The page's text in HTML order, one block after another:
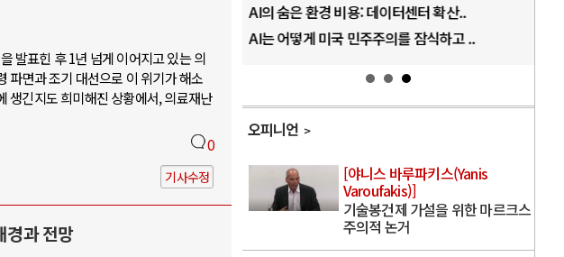
발표힌 후 1년 넘게 이어지고 있는 의
파면과 조기 대선으로 이 위기가 해소
생긴지도 희미해진 상황에서, 의료재난
0
기사수정
경과 전망
AI의 숨은 환경 비용: 데이터센터 확산..
AI는 어떻게 미국 민주주의를 잠식하고 ..
오피니언
[야니스 바루파키스(Yanis
Varoufakis)]
기술봉건제 가설을 위한 마르크스
주의적 논거